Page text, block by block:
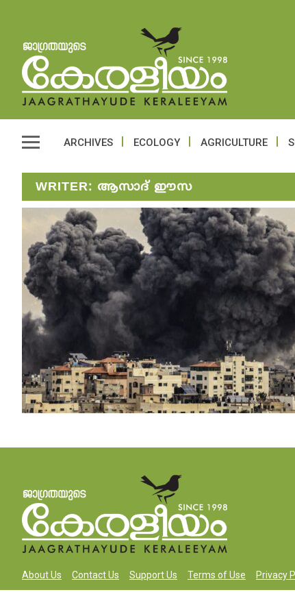
ARCHIVES ECOLOGY AGRICULTURE
WRITER: ആസാദ് ഈസ
About Us Contact Us Support Us Terms of Use Privacy